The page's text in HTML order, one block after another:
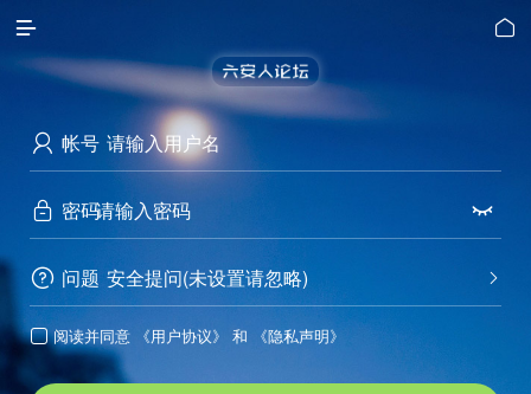
 
 帐号
 密码 
 问题 
安全提问(未设置请忽略)
 阅读并同意 《用户协议》 和 《隐私声明》